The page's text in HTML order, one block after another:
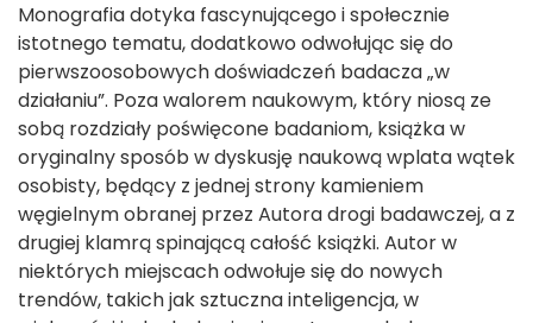
Monografia dotyka fascynującego i społecznie
istotnego tematu, dodatkowo odwołując się do
pierwszoosobowych doświadczeń badacza „w
działaniu”. Poza walorem naukowym, który niosą ze
sobą rozdziały poświęcone badaniom, książka w
oryginalny sposób w dyskusję naukową wplata wątek
osobisty, będący z jednej strony kamieniem
węgielnym obranej przez Autora drogi badawczej, a z
drugiej klamrą spinającą całość książki. Autor w
niektórych miejscach odwołuje się do nowych
trendów, takich jak sztuczna inteligencja, w